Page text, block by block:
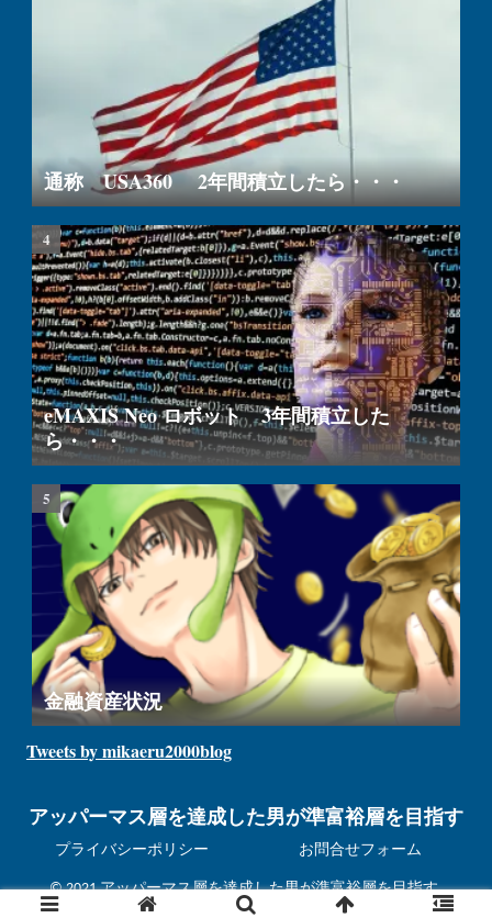
通称 USA360 2年間積立したら・・・
eMAXIS Neo ロボット 3年間積立した
ら・・・
金融資産状況
Tweets by mikaeru2000blog
アッパーマス層を達成した男が準富裕層を目指す
プライバシーポリシー お問合せフォーム
© 2021 アッパーマス層を達成した男が準富裕層を目指す.